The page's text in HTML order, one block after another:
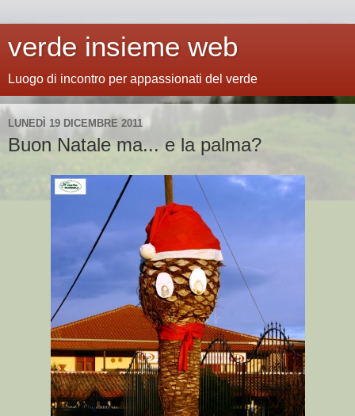
verde insieme web
Luogo di incontro per appassionati del verde
LUNEDÌ 19 DICEMBRE 2011
Buon Natale ma... e la palma?